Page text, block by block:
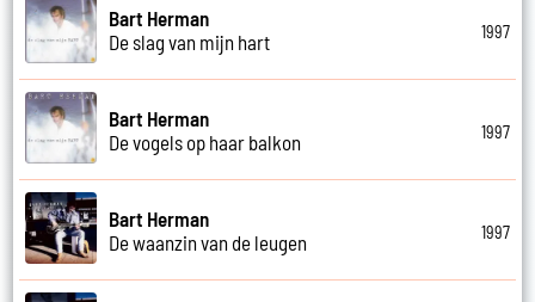
Bart Herman
De slag van mijn hart
1997
Bart Herman
De vogels op haar balkon
1997
Bart Herman
De waanzin van de leugen
1997